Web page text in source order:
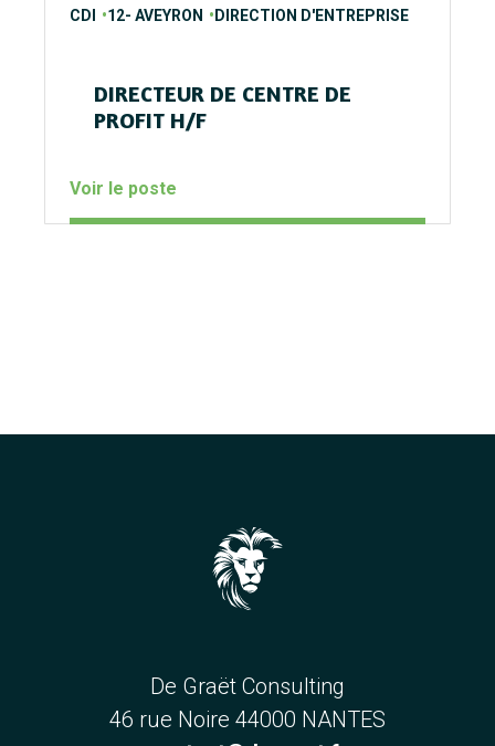
contrats
CDI
regions12- AVEYRON
secteurs DIRECTION D'ENTREPRISE
DIRECTEUR DE CENTRE DE
PROFIT H/F
Voir le poste
De Graët Consulting
46 rue Noire 44000 NANTES